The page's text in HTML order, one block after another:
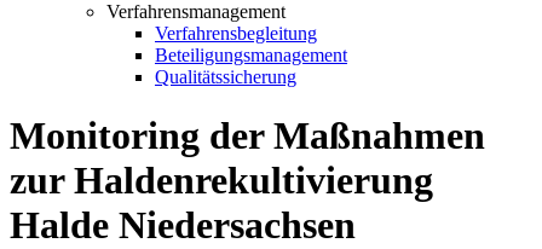
Verfahrensmanagement
Verfahrensbegleitung
Beteiligungsmanagement
Qualitätssicherung
Monitoring der Maßnahmen
zur Haldenrekultivierung
Halde Niedersachsen